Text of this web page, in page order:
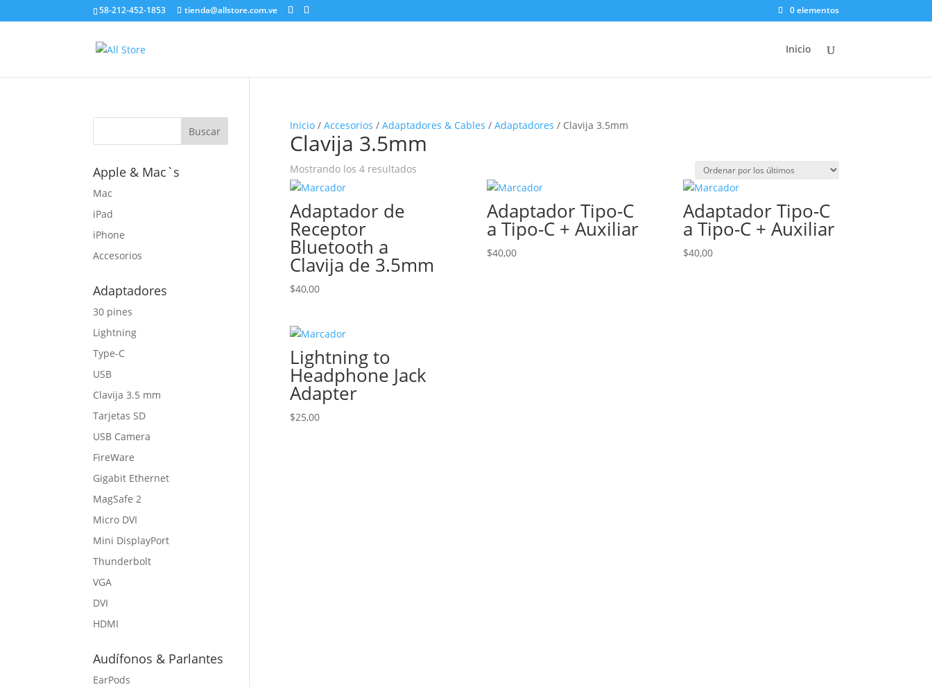
58-212-452-1853 tienda@allstore.com.ve 0 elementos
Inicio
Inicio/ Accesorios / Adaptadores & Cables / Adaptadores / Clavija 3.5mm
Clavija 3.5mm
Mostrando los 4 resultadosOrdenado
Adaptador de
Receptor
Bluetooth a
Clavija de 3.5mm
$40,00
Adaptador Tipo-C
a Tipo-C + Auxiliar
$40,00
Adaptador Tipo-C
a Tipo-C + Auxiliar
$40,00
Lightning to
Headphone Jack
Adapter
$25,00
Apple & Mac`s
Mac
iPad
iPhone
Accesorios
Adaptadores
30 pines
Lightning
Type-C
USB
Clavija 3.5 mm
Tarjetas SD
USB Camera
FireWare
Gigabit Ethernet
MagSafe 2
Micro DVI
Mini DisplayPort
Thunderbolt
VGA
DVI
HDMI
Audífonos & Parlantes
EarPods